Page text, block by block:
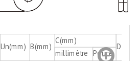
Un(mm) B(mm)
C(mm)
D(mm)
millimètre Pouce